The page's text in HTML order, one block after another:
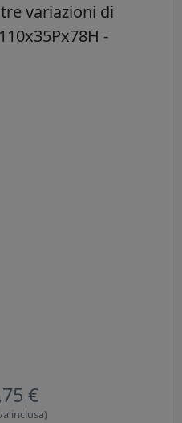
variazioni di
-
€
inclusa)